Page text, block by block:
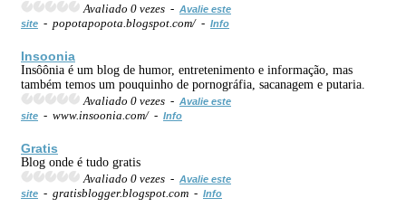
Avaliado 0 vezes - Avalie este
site - popotapopota.blogspot.com/ - Info
Insoonia
Insôônia é um blog de humor, entretenimento e informação, mas
também temos um pouquinho de pornográfia, sacanagem e putaria.
Avaliado 0 vezes - Avalie este
site - www.insoonia.com/ - Info
Gratis
Blog onde é tudo gratis
Avaliado 0 vezes - Avalie este
site - gratisblogger.blogspot.com - Info